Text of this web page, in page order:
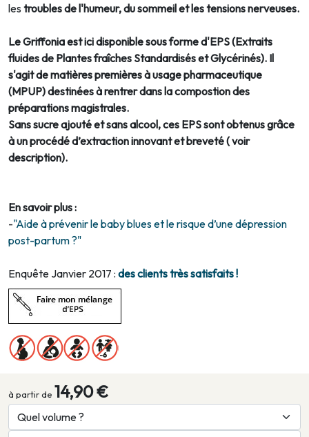
les troubles de l'humeur, du sommeil et les tensions nerveuses.
Le Griffonia est ici disponible sous forme d'EPS (Extraits
fluides de Plantes fraîches Standardisés et Glycérinés). Il
s'agit de matières premières à usage pharmaceutique
(MPUP) destinées à rentrer dans la compostion des
préparations magistrales.
Sans sucre ajouté et sans alcool, ces EPS sont obtenus grâce
à un procédé d’extraction innovant et breveté ( voir
description).
En savoir plus :
-"Aide à prévenir le baby blues et le risque d’une dépression
post-partum ?"
Enquête Janvier 2017 : des clients très satisfaits !
à partir de 14,90 €